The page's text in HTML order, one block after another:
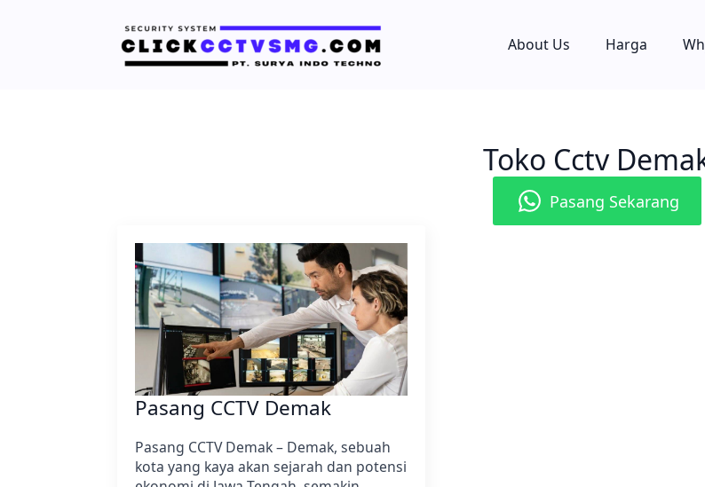
About Us Harga
Toko Cctv
Pasang Sekarang
Pasang CCTV Demak
Pasang CCTV Demak – Demak, sebuah
kota yang kaya akan sejarah dan potensi